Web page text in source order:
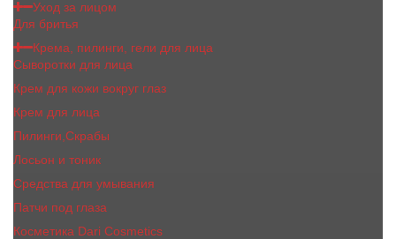
Уход за лицом
Для бритья
Крема, пилинги, гели для лица
Сыворотки для лица
Крем для кожи вокруг глаз
Крем для лица
Пилинги,Скрабы
Лосьон и тоник
Средства для умывания
Патчи под глаза
Косметика Dari Cosmetics